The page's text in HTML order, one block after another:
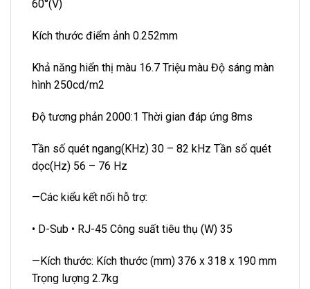
60°(V)
Kích thước điểm ảnh 0.252mm
Khả năng hiển thị màu 16.7 Triệu màu Độ sáng màn
hình 250cd/m2
Độ tương phản 2000:1 Thời gian đáp ứng 8ms
Tần số quét ngang(KHz) 30 – 82 kHz Tần số quét
dọc(Hz) 56 – 76 Hz
—Các kiểu kết nối hỗ trợ:
• D-Sub • RJ-45 Công suất tiêu thụ (W) 35
—Kích thước: Kích thước (mm) 376 x 318 x 190 mm
Trọng lượng 2.7kg